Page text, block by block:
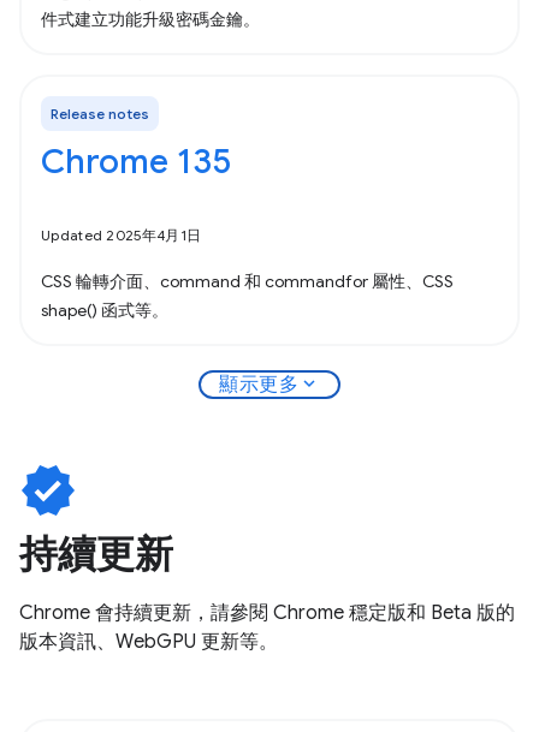
件式建立功能升級密碼金鑰。
Release notes
Chrome 135
Updated 2025年4月1日
CSS 輪轉介面、command 和 commandfor 屬性、CSS
shape() 函式等。
顯示更多 expand_more
verified
持續更新
Chrome 會持續更新，請參閱 Chrome 穩定版和 Beta 版的
版本資訊、WebGPU 更新等。